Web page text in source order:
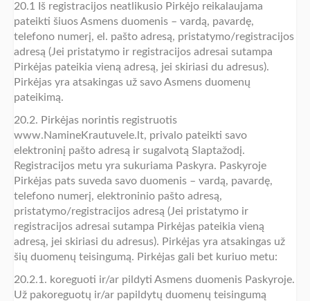
20.1 Iš registracijos neatlikusio Pirkėjo reikalaujama
pateikti šiuos Asmens duomenis – vardą, pavardę,
telefono numerį, el. pašto adresą, pristatymo/registracijos
adresą (Jei pristatymo ir registracijos adresai sutampa
Pirkėjas pateikia vieną adresą, jei skiriasi du adresus).
Pirkėjas yra atsakingas už savo Asmens duomenų
pateikimą.
20.2. Pirkėjas norintis registruotis
www.NamineKrautuvele.lt, privalo pateikti savo
elektroninį pašto adresą ir sugalvotą Slaptažodį.
Registracijos metu yra sukuriama Paskyra. Paskyroje
Pirkėjas pats suveda savo duomenis – vardą, pavardę,
telefono numerį, elektroninio pašto adresą,
pristatymo/registracijos adresą (Jei pristatymo ir
registracijos adresai sutampa Pirkėjas pateikia vieną
adresą, jei skiriasi du adresus). Pirkėjas yra atsakingas už
šių duomenų teisingumą. Pirkėjas gali bet kuriuo metu:
20.2.1. koreguoti ir/ar pildyti Asmens duomenis Paskyroje.
Už pakoreguotų ir/ar papildytų duomenų teisingumą